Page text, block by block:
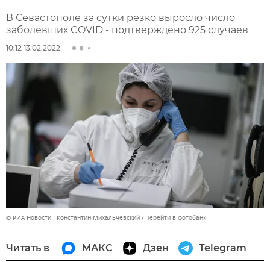
В Севастополе за сутки резко выросло число
заболевших COVID - подтверждено 925 случаев
10:12 13.02.2022
© РИА Новости . Константин Михальчевский Перейти в фотобанк
Читать в МАКС Дзен Telegram